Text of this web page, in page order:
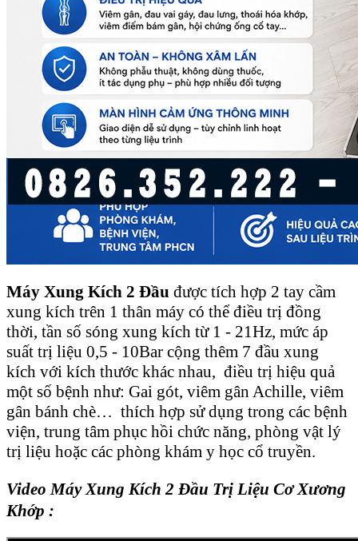
Máy Xung Kích 2 Đầu được tích hợp 2 tay cầm
xung kích trên 1 thân máy có thể điều trị đồng
thời, tần số sóng xung kích từ 1 - 21Hz, mức áp
suất trị liệu 0,5 - 10Bar cộng thêm 7 đầu xung
kích với kích thước khác nhau, điều trị hiệu quả
một số bệnh như: Gai gót, viêm gân Achille, viêm
gân bánh chè… thích hợp sử dụng trong các bệnh
viện, trung tâm phục hồi chức năng, phòng vật lý
trị liệu hoặc các phòng khám y học cổ truyền.
Video Máy Xung Kích 2 Đầu Trị Liệu Cơ Xương
Khớp :